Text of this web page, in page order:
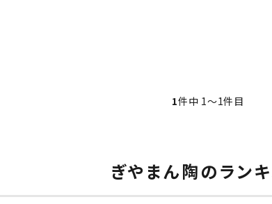
1件中 1〜1件目
ぎやまん陶のラン